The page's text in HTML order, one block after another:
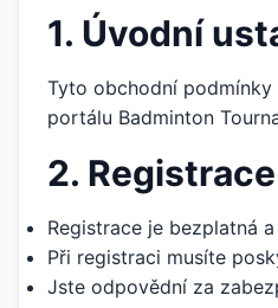
1. Úvodní
Tyto obchodní
portálu Badminton
2.
Registrace je bezplatná
Při registraci musíte
Jste odpovědní za